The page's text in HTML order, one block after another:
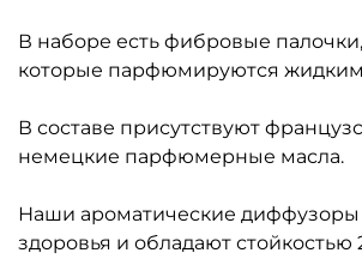
В наборе есть фибровые
которые парфюмируются
В составе присутствуют
немецкие парфюмерные масла.
Наши ароматические диффузоры
здоровья и обладают стойкостью